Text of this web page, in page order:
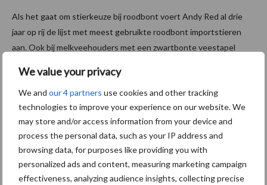
We value your privacy
We and our 4 partners use cookies and other tracking
technologies to improve your experience on our website. We
may store and/or access information from your device and
process the personal data, such as your IP address and
browsing data, for purposes like providing you with
personalized ads and content, measuring marketing campaign
effectiveness, analyzing audience insights, collecting precise
Als het gaat om stierkeuze bij roodbont voert Andy Red al drie
jaar op rij de lijst met meest gebruikte roodbont importstieren
aan. Ook bij melkveehouders met een zwartbonte veestapel
Van onze
partner AI
Total
Op zoek
naar
kracht,
6 oktober 2023